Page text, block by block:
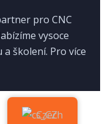
pro CNC
vysoce
školení. Pro více
Czech